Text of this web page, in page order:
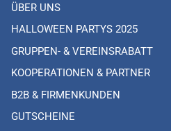
ÜBER UNS
HALLOWEEN PARTYS 2025
GRUPPEN- & VEREINSRABATT
KOOPERATIONEN & PARTNER
B2B & FIRMENKUNDEN
GUTSCHEINE